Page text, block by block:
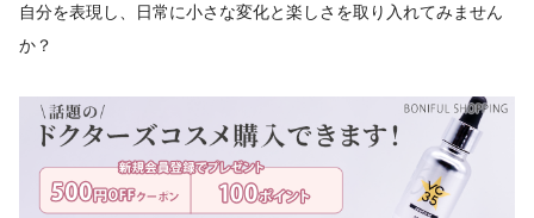
自分を表現し、日常に小さな変化と楽しさを取り入れてみません
か？